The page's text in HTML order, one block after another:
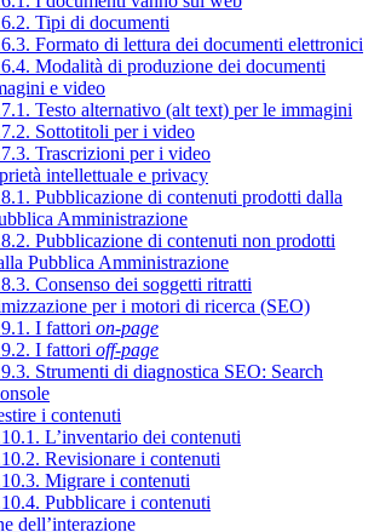
Tipi di documenti
Formato di lettura dei documenti elettronici
Modalità di produzione dei documenti
e video
Testo alternativo (alt text) per le immagini
Sottotitoli per i video
Trascrizioni per i video
intellettuale e privacy
Pubblicazione di contenuti prodotti dalla
Amministrazione
Pubblicazione di contenuti non prodotti
Pubblica Amministrazione
Consenso dei soggetti ritratti
per i motori di ricerca (SEO)
I fattori on-page
I fattori off-page
Strumenti di diagnostica SEO: Search
i contenuti
L’inventario dei contenuti
Revisionare i contenuti
Migrare i contenuti
Pubblicare i contenuti
dell’interazione